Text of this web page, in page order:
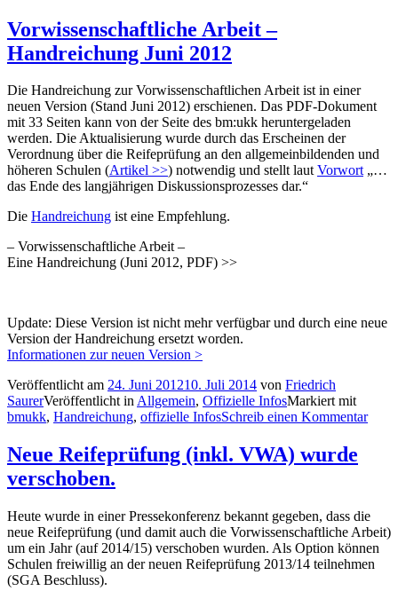
Vorwissenschaftliche Arbeit –
Handreichung Juni 2012
Die Handreichung zur Vorwissenschaftlichen Arbeit ist in einer
neuen Version (Stand Juni 2012) erschienen. Das PDF-Dokument
mit 33 Seiten kann von der Seite des bm:ukk heruntergeladen
werden. Die Aktualisierung wurde durch das Erscheinen der
Verordnung über die Reifeprüfung an den allgemeinbildenden und
höheren Schulen (Artikel >>) notwendig und stellt lautVorwort„…
das Ende des langjährigen Diskussionsprozesses dar.“
Die Handreichung ist eine Empfehlung.
– Vorwissenschaftliche Arbeit –
Eine Handreichung (Juni 2012, PDF) >>
Update: Diese Version ist nicht mehr verfügbar und durch eine neue
Version der Handreichung ersetzt worden.
Informationen zur neuen Version >
Veröffentlicht am 24. Juni 201210. Juli 2014 von Friedrich
SaurerVeröffentlicht inAllgemein, Offizielle InfosMarkiert mit
bmukk, Handreichung, offizielle InfosSchreib einen Kommentar
Neue Reifeprüfung (inkl. VWA) wurde
verschoben.
Heute wurde in einer Pressekonferenz bekannt gegeben, dass die
neue Reifeprüfung (und damit auch die Vorwissenschaftliche Arbeit)
um ein Jahr (auf 2014/15) verschoben wurden. Als Option können
Schulen freiwillig an der neuen Reifeprüfung 2013/14 teilnehmen
(SGA Beschluss).